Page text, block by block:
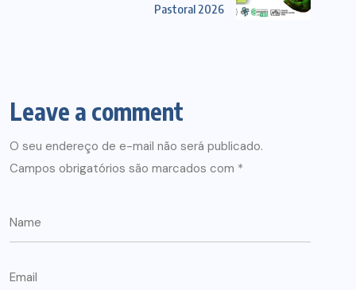
Pastoral 2026
Leave a comment
O seu endereço de e-mail não será publicado.
Campos obrigatórios são marcados com *